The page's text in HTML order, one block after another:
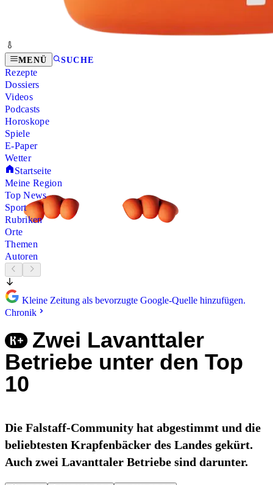
MENÜ SUCHE
Rezepte
Dossiers
Videos
Podcasts
Horoskope
Spiele
E-Paper
Wetter
Startseite
Meine Region
Top News
Sport
Rubriken
Orte
Themen
Autoren
Kleine Zeitung als bevorzugte Google-Quelle hinzufügen.
Chronik
Zwei Lavanttaler
Betriebe unter den Top
10
Die Falstaff-Community hat abgestimmt und die
beliebtesten Krapfenbäcker des Landes gekürt.
Auch zwei Lavanttaler Betriebe sind darunter.